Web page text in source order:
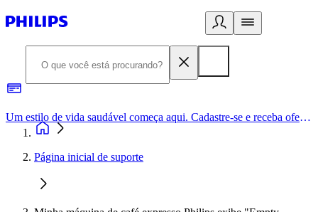
Um estilo de vida saudável começa aqui. Cadastre-se e receba ofertas exclusivas.
Página inicial de suporte